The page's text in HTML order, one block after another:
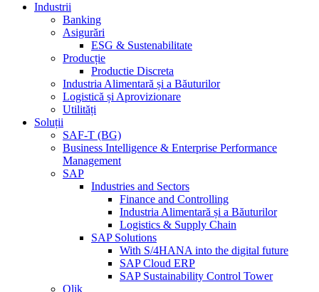
Industrii
Banking
Asigurări
ESG & Sustenabilitate
Producție
Productie Discreta
Industria Alimentară și a Băuturilor
Logistică și Aprovizionare
Utilități
Soluții
SAF-T (BG)
Business Intelligence & Enterprise Performance
Management
SAP
Industries and Sectors
Finance and Controlling
Industria Alimentară și a Băuturilor
Logistics & Supply Chain
SAP Solutions
With S/4HANA into the digital future
SAP Cloud ERP
SAP Sustainability Control Tower
Qlik